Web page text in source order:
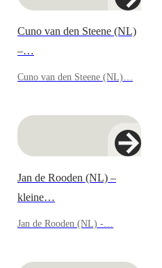
Cuno van den Steene (NL)
–…
Cuno van den Steene (NL)…
Jan de Rooden (NL) –
kleine…
Jan de Rooden (NL) -…